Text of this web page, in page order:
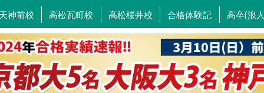
高卒(浪
合格体験記
高松桜井校
高松瓦町校
神前校